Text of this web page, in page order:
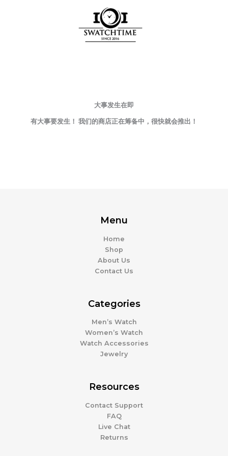
大事发生在即
有大事要发生！ 我们的商店正在筹备中，很快就会推出！
Menu
Home
Shop
About Us
Contact Us
Categories
Men’s Watch
Women’s Watch
Watch Accessories
Jewelry
Resources
Contact Support
FAQ
Live Chat
Returns